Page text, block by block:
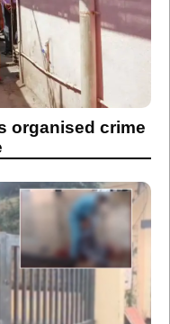
organised crime